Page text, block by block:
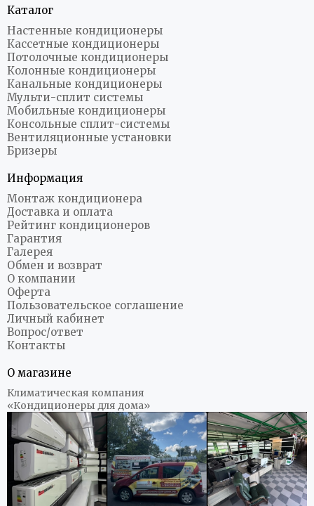
Каталог
Настенные кондиционеры
Кассетные кондиционеры
Потолочные кондиционеры
Колонные кондиционеры
Канальные кондиционеры
Мульти-сплит системы
Мобильные кондиционеры
Консольные сплит-системы
Вентиляционные установки
Бризеры
Информация
Монтаж кондиционера
Доставка и оплата
Рейтинг кондиционеров
Гарантия
Галерея
Обмен и возврат
О компании
Оферта
Пользовательское соглашение
Личный кабинет
Вопрос/ответ
Контакты
О магазине
Климатическая компания
«Кондиционеры для дома»